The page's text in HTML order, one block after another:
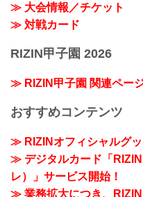
≫ 大会情報／チケット
≫ 対戦カード
RIZIN甲子園 2026
≫ RIZIN甲子園 関連ペー
おすすめコンテンツ
≫ RIZINオフィシャルグ
≫ デジタルカード「
レ）」サービス開始！
≫ 業務拡大につき、RIZIN